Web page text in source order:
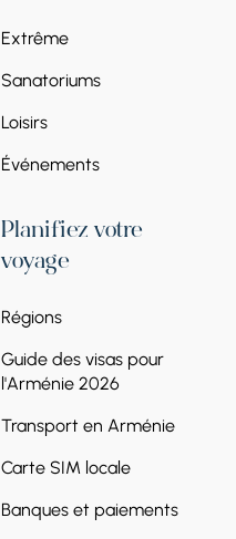
Extrême
Sanatoriums
Loisirs
Événements
Planifiez votre
voyage
Régions
Guide des visas pour
l'Arménie 2026
Transport en Arménie
Carte SIM locale
Banques et paiements